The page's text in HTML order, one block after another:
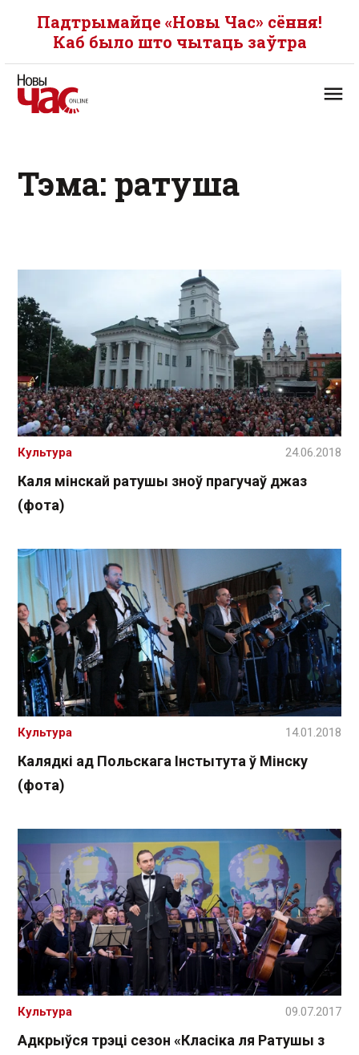
Падтрымайце «Новы Час» сёння!
Каб было што чытаць заўтра
Тэма: ратуша
Каля мінскай ратушы зноў прагучаў джаз
(фота)
Культура 24.06.2018
Калядкі ад Польскага Інстытута ў Мінску
(фота)
Культура 14.01.2018
Адкрыўся трэці сезон «Класіка ля Ратушы з
Культура 09.07.2017